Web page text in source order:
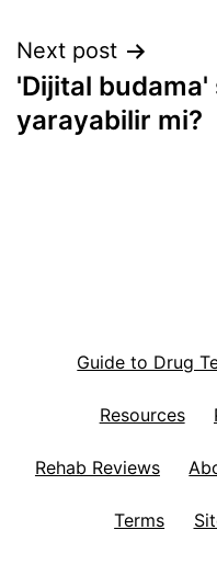
Next post
'Dijital
yarayabilir mi?
Guide to Drug
Resources
Rehab Reviews
Terms